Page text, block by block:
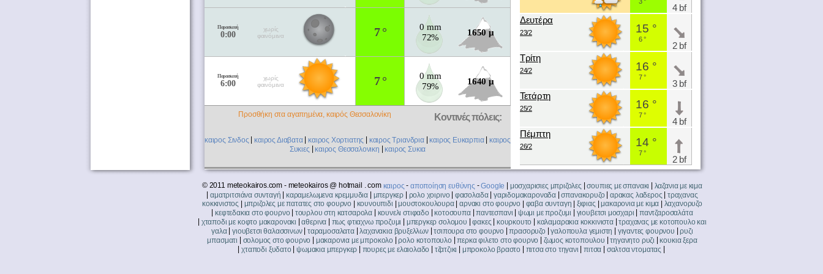
Προσθήκη στα αγαπημένα, καιρός Θεσσαλονίκη Κοντινές πόλεις:
καιρος Σινδος |καιρος Διαβατα|καιρος Χορτιατης καιρος Τριανδρια|καιρος Ευκαρπια|καιρος
Συκιες |καιρος Θεσσαλονικη |καιρος Συκια
4 bf
Δευτέρα
23/2 15 °
6 °
2 bf
Τρίτη
24/2 16 °
7 °
3 bf
Τετάρτη
25/2 16 °
7 °
4 bf
Πέμπτη
26/2 14 °
7 °
2 bf
Παρασκευή
0:00
χωρίς
φαινόμενα
7 °
0 mm
72%
1650 μ
Παρασκευή
6:00
χωρίς
φαινόμενα
7 °
0 mm
79%
1640 μ
© 2011 meteokairos.com - meteokairos @ hotmail . com καιρος - αποποίηση ευθύνης -Google μοσχαρισιες μπριζολες |σουπιες με σπανακι
λαζανια με κιμα
|αματριτσιάνα συνταγή | καραμελωμενα κρεμμυδια | μπεργκερ | ρολο χοιρινο | φασολαδα| γαριδομακαροναδα |σπανακορυζο | αρακας λαδερος | τραχανας
κοκκινιστος | μπριζολες με πατατες στο φουρνο | κουνουπιδι |μουστοκουλουρα|αρνακι στο φουρνο | φαβα συνταγη | ξιφιας |μακαρονια με κιμα | λαχανορυζο
|κεφτεδακια στο φουρνο τουρλου στη κατσαρολα κουνελι στιφαδο |κοτοσουπα|παντεσπανι ψωμι με προζυμι γιουβετσι μοσχαρι |παντζαροσαλάτα
χταποδι με κοφτο μακαρονακι |αθερινα πως φτιαχνω προζυμι μπεργκερ σολομου |φακες κουρκουτο καλαμαρακια κοκκινιστα|τραχανας με κοτοπουλο και
γαλα|γιουβετσι θαλασσινων|ταραμοσαλατα|λαχανακια βρυξελλων|τσιπουρα στο φουρνο |πρασορυζο |γαλοπουλα γεμιστη γιγαντες φουρνου |ρυζι
μπασματι
σολομος στο φουρνο μακαρονια με μπροκολο |ρολο κοτοπουλο |περκα φιλετο στο φουρνο ζωμος κοτοπουλου |τηγανητο ρυζι |κουκια ξερα
|χταποδι ξυδατο |ψωμακια μπεργκερ | πουρες με ελαιολαδο | τζατζικι | μπροκολο βραστο | πιτσα στο τηγανι |πιτσα | σαλτσα ντοματας |